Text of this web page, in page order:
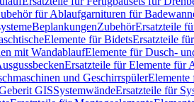
für Ablaufgarnituren für
BeplankungenZubehörErsatzteile
Elemente für BidetsErsatzteile
mit WandablaufElemente für Dusch-
Ersatzteile für Elemente für
und GeschirrspülerElemente
GISSystemwändeErsatzteile für